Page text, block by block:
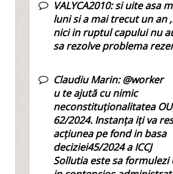
VALYCA2010:si uite asa
luni si a mai trecut un an
nici in ruptul capului nu
sa rezolve problema
Claudiu Marin:@worker
u te ajută cu nimic
neconstituționalitatea
62/2024. Instanța iți va
acțiunea pe fond in basa
deciziei45/2024 a ICCJ
Sollutia este sa formulezi